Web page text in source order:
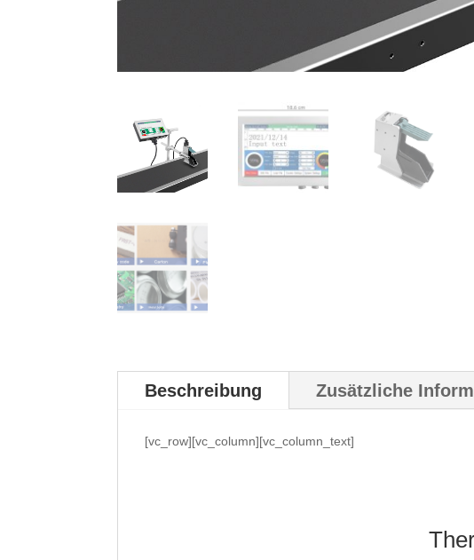
Beschreibung Zusätzliche
[vc_row][vc_column][vc_column_text]